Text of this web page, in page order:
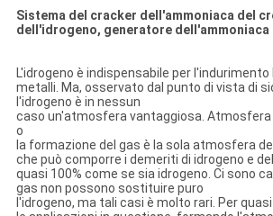
Sistema del cracker dell'ammoniaca del
dell'idrogeno, generatore dell'ammoniaca
L'idrogeno è indispensabile per
metalli. Ma, osservato dal punto di vista di
l'idrogeno è in nessun
caso un'atmosfera vantaggiosa.
o
la formazione del gas è la sola atmosfera
che può comporre i demeriti di idrogeno e
quasi 100% come se sia idrogeno. Ci sono
gas non possono sostituire puro
l'idrogeno, ma tali casi è molto rari. Per